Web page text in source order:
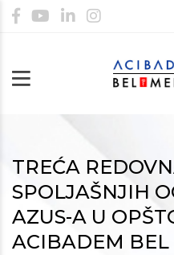
TREĆA
SPOLJAŠNJIH
AZUS-A U
ACIBADEM BEL